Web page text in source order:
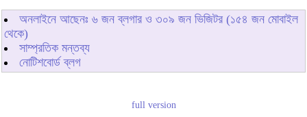
অনলাইনে আছেনঃ ৬ জন ব্লগার ও ৩০৯ জন ভিজিটর (১৫৪ জন মোবাইল
থেকে)
সাম্প্রতিক মন্তব্য
নোটিশবোর্ড ব্লগ
full version